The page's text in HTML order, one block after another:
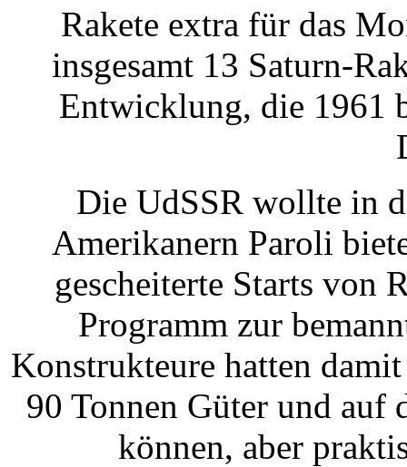
Rakete extra für das
insgesamt 13 Saturn-
Entwicklung, die 1961
Die UdSSR wollte in
Amerikanern Paroli
gescheiterte Starts von
Programm zur
Konstrukteure hatten
90 Tonnen Güter und auf
können, aber